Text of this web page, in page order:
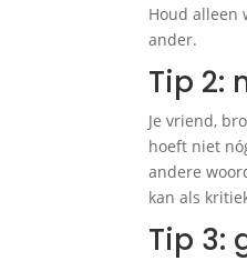
Houd alleen
ander.
Tip 2:
Je vriend,
hoeft niet
andere
kan als
Tip 3: